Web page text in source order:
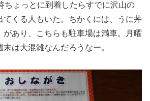
ちょっとに到着したらすでに沢山の
てくる人もいた。ちかくには、うに丼
があり、こちらも駐車場は満車。月曜
は大混雑なんだろうなー。